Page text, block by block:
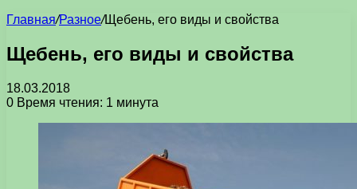
Главная/Разное/Щебень, его виды и свойства
Щебень, его виды и свойства
18.03.2018
0 Время чтения: 1 минута